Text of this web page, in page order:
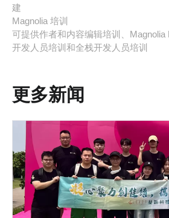
建
Magnolia 培训
可提供作者和内容编辑培训、
开发人员培训和全栈开发人员培训
更多新闻